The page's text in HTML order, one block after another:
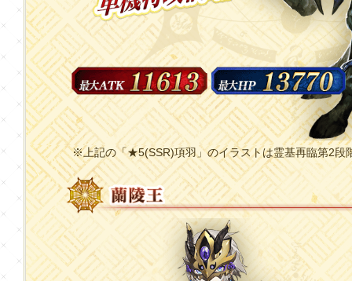
※上記の「★5(SSR)項羽」のイラストは霊基再臨第2段